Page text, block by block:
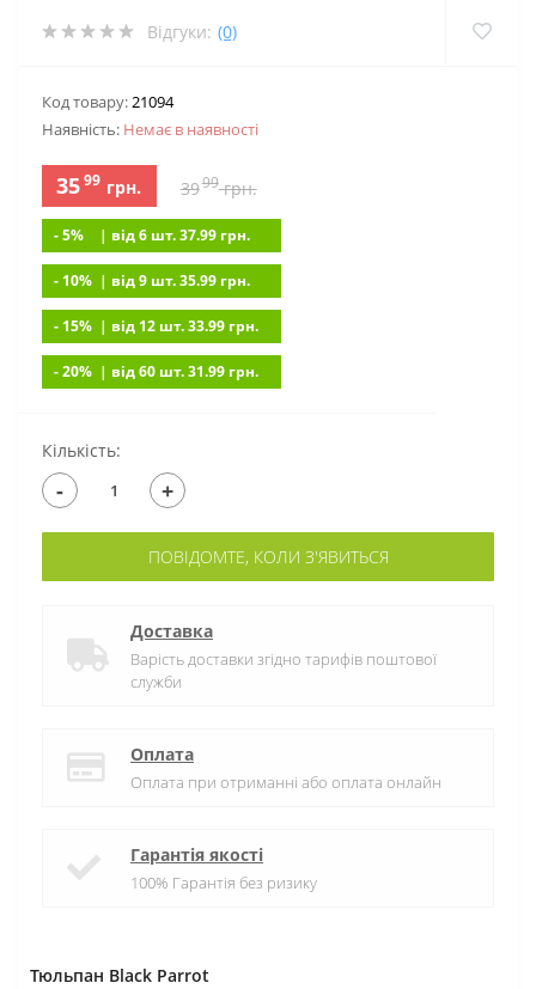
Відгуки: (0)
Код товару:21094
Наявність: Немає в наявностi
3599 грн. 3999грн.
- 5% | вiд 6 шт. 37.99 грн.
- 10% | вiд 9 шт. 35.99 грн.
- 15% | вiд 12 шт. 33.99 грн.
- 20% | вiд 60 шт. 31.99 грн.
Кількість:
- +
ПОВІДОМТЕ, КОЛИ З'ЯВИТЬСЯ
Доставка
Варість доставки згідно тарифів поштової
служби
Оплата
Оплата при отриманні або оплата онлайн
Гарантія якості
100% Гарантія без ризику
Тюльпан Black Parrot